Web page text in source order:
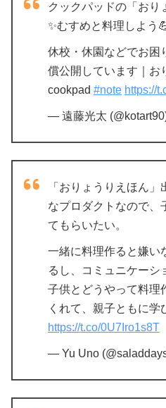
クックパッドの「おり
✨むすめと料理しよう
休校・休園などでお困
償公開しています｜お
cookpad #note https://
— 遠藤光太
「おりょうりえほん
なプロダクトなので、
てもらいたい。
一緒に料理作ると嫌い
るし、コミュニケーシ
子供とどうやって料理
くれて、親子ともに学
https://t.co/0U7Iro1s8T
— Yu Uno